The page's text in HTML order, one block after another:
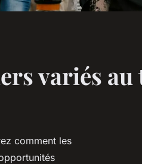
variés
comment les